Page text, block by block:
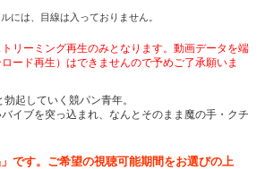
には、目線は入っておりません。
リーミング再生のみとなります。動画データを端
ード再生）はできませんので予めご了承願いま
起していく競パン青年。
イブを突っ込まれ、なんとそのまま魔の手・クチ
」です。ご希望の視聴可能期間をお選びの上